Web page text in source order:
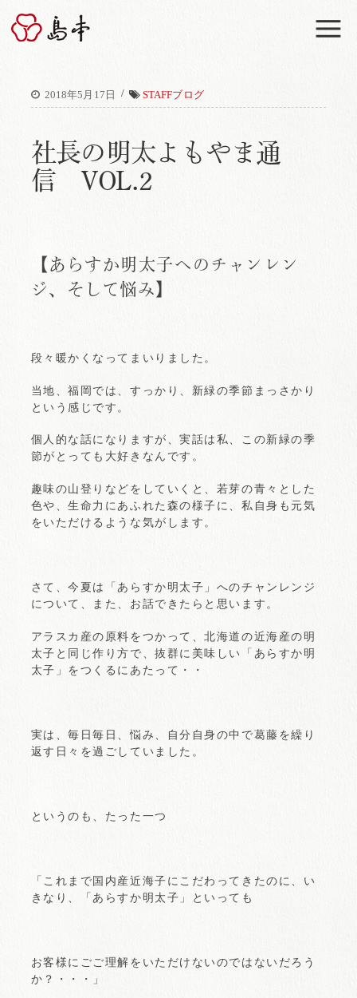
2018年5月17日 / STAFFブログ
社長の明太よもやま通
信 VOL.2
【あらすか明太子へのチャンレン
ジ、そして悩み】
段々暖かくなってまいりました。
当地、福岡では、すっかり、新緑の季節まっさかり
という感じです。
個人的な話になりますが、実話は私、この新緑の季
節がとっても大好きなんです。
趣味の山登りなどをしていくと、若芽の青々とした
色や、生命力にあふれた森の様子に、私自身も元気
をいただけるような気がします。
さて、今夏は「あらすか明太子」へのチャンレンジ
について、また、お話できたらと思います。
アラスカ産の原料をつかって、北海道の近海産の明
太子と同じ作り方で、抜群に美味しい「あらすか明
太子」をつくるにあたって・・
実は、毎日毎日、悩み、自分自身の中で葛藤を繰り
返す日々を過ごしていました。
というのも、たった一つ
「これまで国内産近海子にこだわってきたのに、い
きなり、「あらすか明太子」といっても
お客様にごご理解をいただけないのではないだろう
か？・・・」